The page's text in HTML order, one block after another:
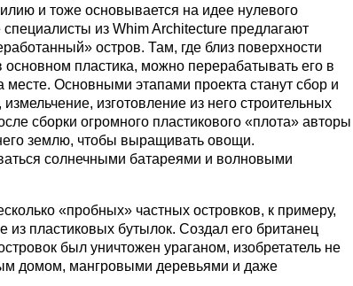
и тоже основывается на идее нулевого
из Whim Architecture предлагают
остров. Там, где близ поверхности
пластика, можно перерабатывать его в
Основными этапами проекта станут сбор и
изготовление из него строительных
сборки огромного пластикового «плота» авторы
землю, чтобы выращивать овощи.
солнечными батареями и волновыми
«пробных» частных островков, к примеру,
из пластиковых бутылок. Создал его британец
был уничтожен ураганом, изобретатель не
домом, мангровыми деревьями и даже